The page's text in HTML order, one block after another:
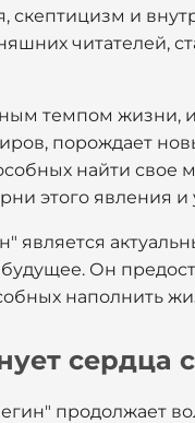
скептицизм и
темпом
порождает
найти свое
этого явления
является
Он
наполнить
сердца
продолжает